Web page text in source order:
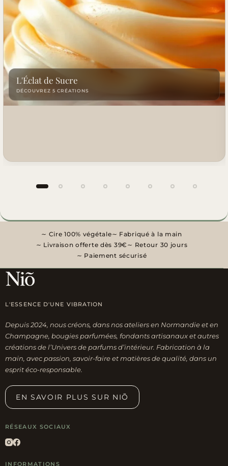
L'Éclat de Sucre
DÉCOUVREZ 5 CRÉATIONS
Cire 100% végétale
Fabriqué à la main
Livraison offerte dès 39€
Retour 30 jours
Paiement sécurisé
L'ESSENCE D'UNE VIBRATION
Depuis 2024, nous créons, dans nos ateliers en Normandie et en
Champagne, bougies parfumées, fondants artisanaux et autres
créations de l’Univers de parfums d’intérieur. Fabrication à la
main, avec passion, savoir-faire et matières de qualité, dans un
esprit éco-responsable.
EN SAVOIR PLUS SUR NIÕ
RÉSEAUX SOCIAUX
INFORMATIONS